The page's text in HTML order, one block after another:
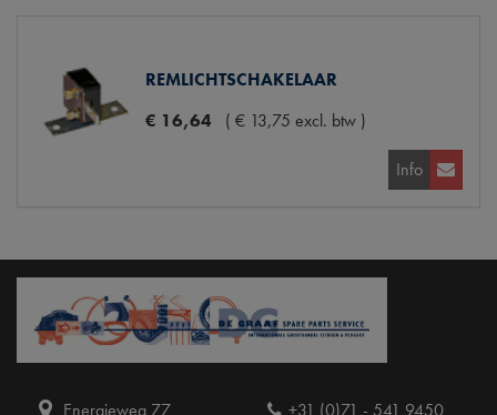
REMLICHTSCHAKELAAR
€ 16,64 ( € 13,75 excl. btw )
Info
Energieweg 77 +31 (0)71 - 541 9450